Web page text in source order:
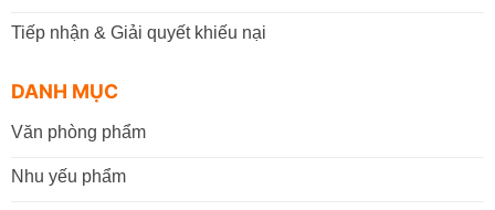
Tiếp nhận & Giải quyết khiếu nại
DANH MỤC
Văn phòng phẩm
Nhu yếu phẩm